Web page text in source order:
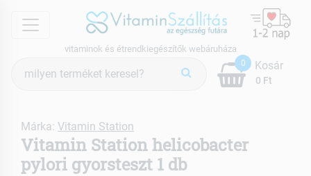
menu
vitaminok és étrendkiegészítők webáruháza
keresés
0
0 Ft
Kosár
Márka: Vitamin Station
Vitamin Station helicobacter
pylori gyorsteszt 1 db